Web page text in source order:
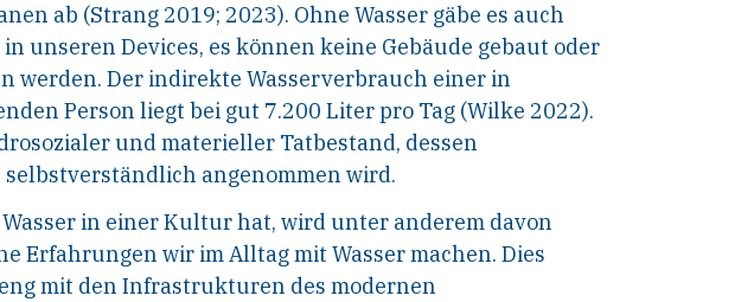
ab (Strang 2019; 2023). Ohne Wasser gäbe es auch
unseren Devices, es können keine Gebäude gebaut oder
werden. Der indirekte Wasserverbrauch einer in
Person liegt bei gut 7.200 Liter pro Tag (Wilke 2022).
und materieller Tatbestand, dessen
angenommen wird.
in einer Kultur hat, wird unter anderem davon
Erfahrungen wir im Alltag mit Wasser machen. Dies
mit den Infrastrukturen des modernen